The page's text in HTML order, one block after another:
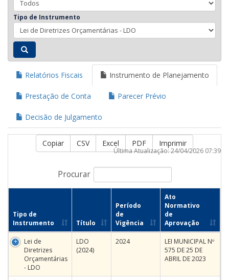
Tipo de Instrumento
Relatórios Fiscais Instrumento de Planejamento
Prestação de Conta Parecer Prévio
Decisão de Julgamento
Copiar CSV Excel PDF Imprimir
Procurar
Última Atualização: 24/04/2026 07:39
Tipo de
Instrumento
Título
Período
de
Vigência
Ato
Normativo
de
Aprovação
Lei de
Diretrizes
Orçamentárias
- LDO
LDO
(2024)
2024
LEI MUNICIPAL Nº
575 DE 25 DE
ABRIL DE 2023